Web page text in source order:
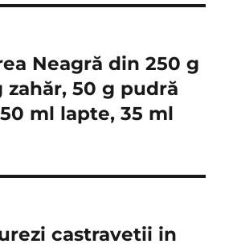
Neagră din 250 g
zahăr, 50 g pudră
ml lapte, 35 ml
castravetii in